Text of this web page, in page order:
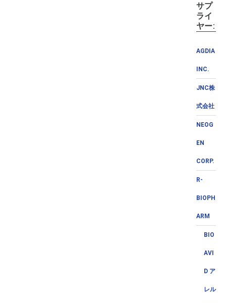
サプ
ライ
ヤー:
AGDIA
INC.
JNC株
式会社
NEOG
EN
CORP.
R-
BIOPH
ARM
BIO
AVI
D ア
レル